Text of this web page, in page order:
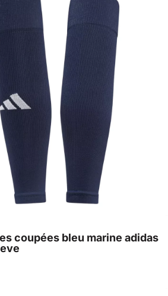
coupées bleu marine adidas